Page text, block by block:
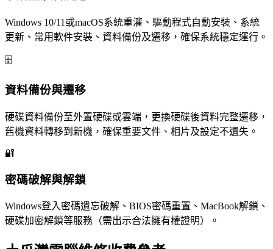
Windows 10/11或macOS系統重灌、驅動程式自動安裝、系統
更新、常用軟件安裝、資料備份及遷移，確保系統穩定運行。
🗄️
資料備份與遷移
硬碟資料備份至外置硬碟或雲端，更換硬碟後資料完整遷移，
舊機資料轉移到新機，確保重要文件、相片及設定不遺失。
🔐
密碼破解與解鎖
Windows登入密碼遺忘破解、BIOS密碼重置、MacBook解鎖、
硬碟加密解鎖等服務（需出示合法擁有權證明）。